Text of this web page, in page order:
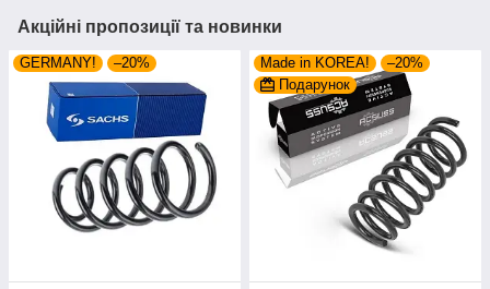
Акційні пропозиції та новинки
GERMANY! –20% Made in KOREA!
–20%
Подарунок